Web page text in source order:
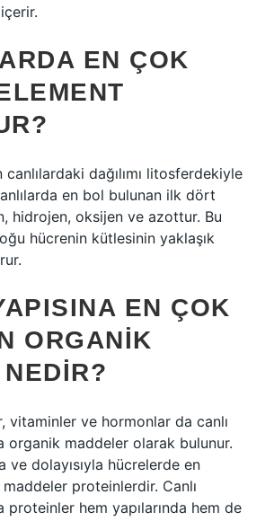
EN ÇOK
dağılımı litosferdekiyle
en bol bulunan ilk dört
hidrojen, oksijen ve azottur. Bu
hücrenin kütlesinin yaklaşık
EN ÇOK
ORGANIK
vitaminler ve hormonlar da canlı
organik maddeler olarak bulunur.
ve dolayısıyla hücrelerde en
proteinlerdir. Canlı
proteinler hem yapılarında hem de